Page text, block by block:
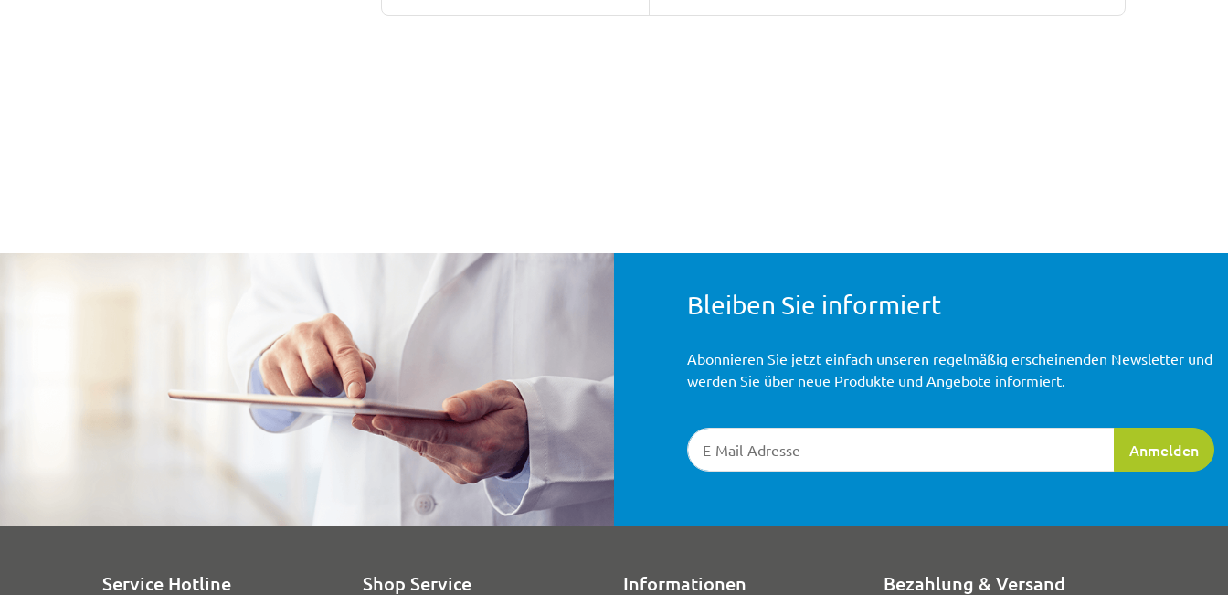
Bleiben Sie informiert
Newsletter-Registrierung
Anmelden
Abonnieren Sie jetzt einfach unseren regelmäßig erscheinenden Newsletter und
werden Sie über neue Produkte und Angebote informiert.
Service Hotline Shop Service Informationen Bezahlung & Versand